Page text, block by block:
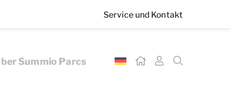
Service und Kontakt
Summio Parcs